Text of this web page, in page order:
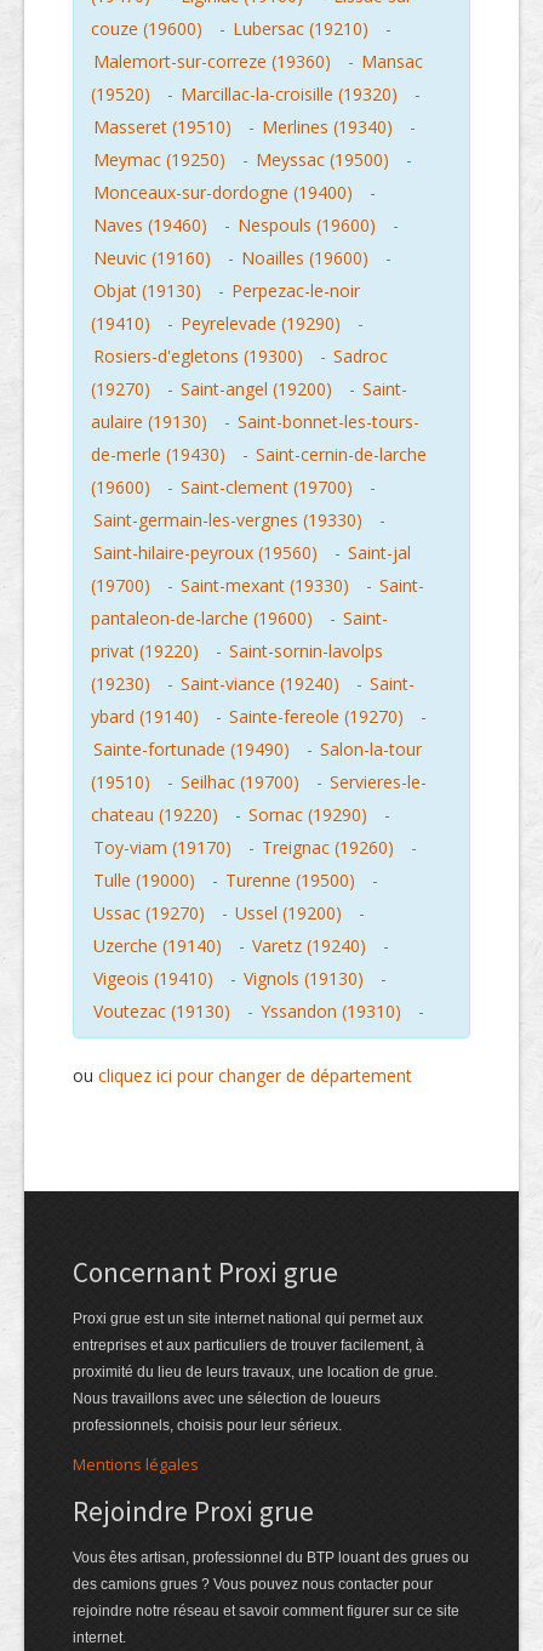
couze (19600)
- Lubersac (19210)
-
Malemort-sur-correze (19360)
- Mansac
(19520)
- Marcillac-la-croisille (19320)
-
Masseret (19510)
- Merlines (19340)
-
Meymac (19250)
- Meyssac (19500)
-
Monceaux-sur-dordogne (19400)
-
Naves (19460)
- Nespouls (19600)
-
Neuvic (19160)
- Noailles (19600)
-
Objat (19130)
- Perpezac-le-noir
(19410)
- Peyrelevade (19290)
-
Rosiers-d'egletons (19300)
- Sadroc
(19270)
- Saint-angel (19200) - Saint-
aulaire (19130)
- Saint-bonnet-les-tours-
de-merle (19430)
- Saint-cernin-de-larche
(19600)
- Saint-clement (19700)
-
Saint-germain-les-vergnes (19330)
-
Saint-hilaire-peyroux (19560)
- Saint-jal
(19700)
- Saint-mexant (19330) - Saint-
pantaleon-de-larche (19600)
- Saint-
privat (19220)
- Saint-sornin-lavolps
(19230)
- Saint-viance (19240) - Saint-
ybard (19140)
- Sainte-fereole (19270)
-
Sainte-fortunade (19490)
- Salon-la-tour
(19510)
- Seilhac (19700) - Servieres-le-
chateau (19220)
- Sornac (19290)
-
Toy-viam (19170)
- Treignac (19260)
-
Tulle (19000)
- Turenne (19500)
-
Ussac (19270)
- Ussel (19200)
-
Uzerche (19140)
- Varetz (19240)
-
Vigeois (19410)
- Vignols (19130)
-
Voutezac (19130)
- Yssandon (19310) -
ou cliquez ici pour changer de département
Concernant Proxi grue
Proxi grue est un site internet national qui permet aux
entreprises et aux particuliers de trouver facilement, à
proximité du lieu de leurs travaux, une location de grue.
Nous travaillons avec une sélection de loueurs
professionnels, choisis pour leur sérieux.
Mentions légales
Rejoindre Proxi grue
Vous êtes artisan, professionnel du BTP louant des grues ou
des camions grues ? Vous pouvez nous contacter pour
rejoindre notre réseau et savoir comment figurer sur ce site
internet.